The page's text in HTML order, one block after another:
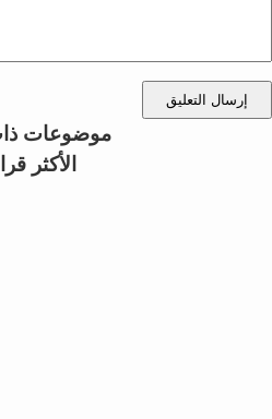
إرسال التعليق
موضوعات
الأكثر